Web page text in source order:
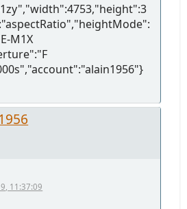
M1X
11:37:09